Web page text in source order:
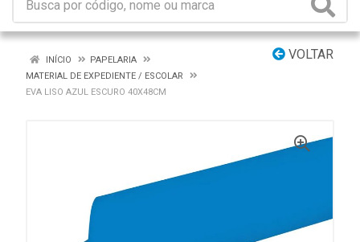
VOLTAR
INÍCIO
PAPELARIA
MATERIAL DE EXPEDIENTE / ESCOLAR
EVA LISO AZUL ESCURO 40X48CM